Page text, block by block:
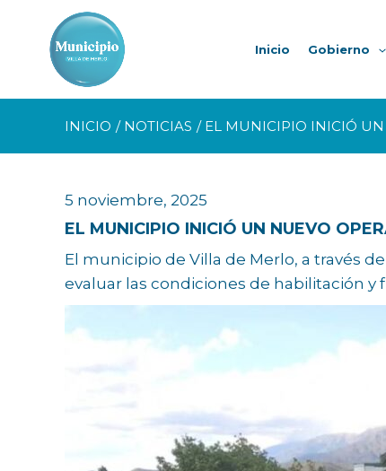
contenido
Inicio Gobierno
INICIO NOTICIAS EL MUNICIPIO INICIÓ UN
5 noviembre, 2025
EL MUNICIPIO INICIÓ UN NUEVO
El municipio de Villa de Merlo, a través
evaluar las condiciones de habilitación y